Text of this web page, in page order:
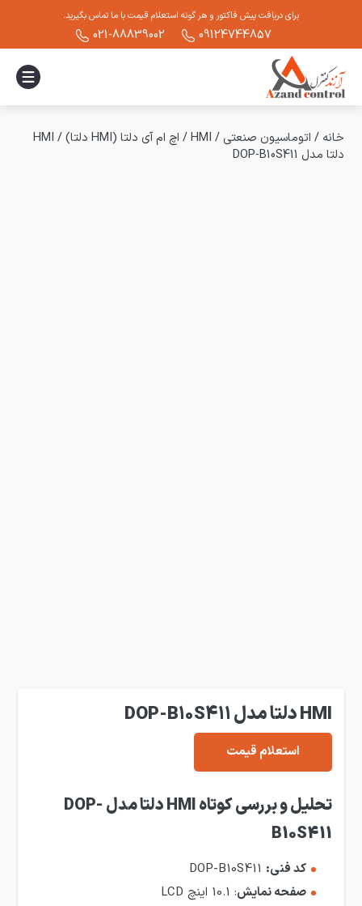
برای دریافت پیش فاکتور و هر گونه استعلام قیمت با ما تماس بگیرید.
09124744857
021-88839002
خانه / اتوماسیون صنعتی /
HMI
/ اچ ام آی دلتا (HMI دلتا) /
HMI
دلتا مدل DOP-B10S411
HMI دلتا مدل DOP-B10S411
استعلام قیمت
تحلیل
و بررسی کوتاه HMI دلتا مدل DOP-
B10S411
کد فنی:
صفحه نمایش: 10.1 اینچ LCD